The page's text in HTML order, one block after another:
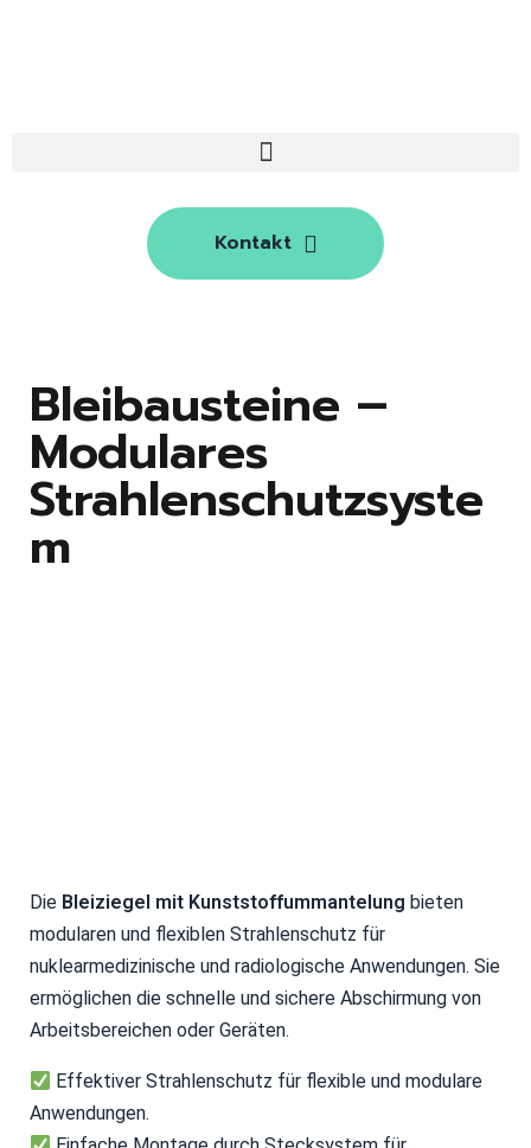
Kontakt
Bleibausteine –
Modulares
Strahlenschutzsyste
m
Die Bleiziegel mit Kunststoffummantelung bieten
modularen und flexiblen Strahlenschutz für
nuklearmedizinische und radiologische Anwendungen. Sie
ermöglichen die schnelle und sichere Abschirmung von
Arbeitsbereichen oder Geräten.
Effektiver Strahlenschutz für flexible und modulare
Anwendungen.